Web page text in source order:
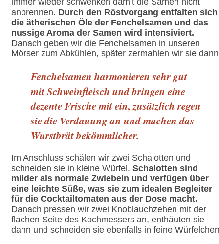
anbrennen. Durch den Röstvorgang entfalten sich
die ätherischen Öle der Fenchelsamen und das
nussige Aroma der Samen wird intensiviert.
Danach geben wir die Fenchelsamen in unseren
Mörser zum Abkühlen, später zermahlen wir sie
Fenchelsamen harmonieren sehr gut
mit Schweinfleisch und bringen eine
dezente Frische mit ein, zusätzlich regen
sie die Verdauung an und machen das
Wurstbrät bekömmlicher.
Im Anschluss schälen wir zwei Schalotten und
schneiden sie in kleine Würfel. Schalotten sind
milder als normale Zwiebeln und verfügen über
eine leichte Süße, was sie zum idealen Begleiter
für die Cocktailtomaten aus der Dose macht.
Danach pressen wir zwei Knoblauchzehen mit der
flachen Seite des Kochmessers an, enthäuten sie
dann und schneiden sie ebenfalls in feine